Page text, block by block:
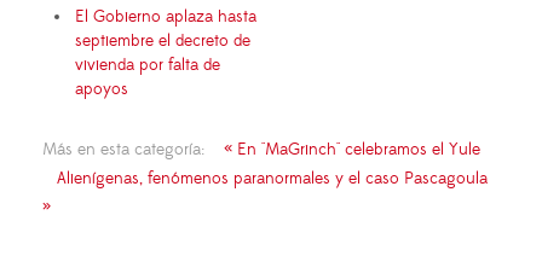
El Gobierno aplaza hasta
septiembre el decreto de
vivienda por falta de
apoyos
Más en esta categoría:
« En "MaGrinch" celebramos el Yule
Alienígenas, fenómenos paranormales y el caso Pascagoula
»